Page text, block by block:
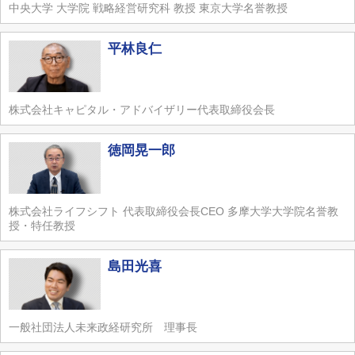
中央大学 大学院 戦略経営研究科 教授 東京大学名誉教授
平林良仁
株式会社キャピタル・アドバイザリー代表取締役会長
徳岡晃一郎
株式会社ライフシフト 代表取締役会長CEO 多摩大学大学院名誉教
授・特任教授
島田光喜
一般社団法人未来政経研究所 理事長